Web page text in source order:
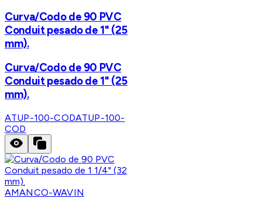
Curva/Codo de 90 PVC
Conduit pesado de 1" (25
mm).
Curva/Codo de 90 PVC
Conduit pesado de 1" (25
mm).
ATUP-100-CODATUP-100-
COD
AMANCO-WAVIN